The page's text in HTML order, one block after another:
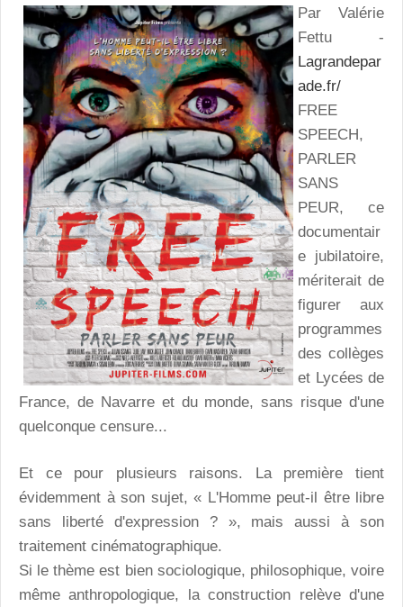
Par Valérie
Fettu -
Lagrandepar
ade.fr/
FREE
SPEECH,
PARLER
SANS
PEUR, ce
documentair
e jubilatoire,
mériterait de
figurer aux
programmes
des collèges
et Lycées de
France, de Navarre et du monde, sans risque d'une
quelconque censure...
Et ce pour plusieurs raisons. La première tient
évidemment à son sujet, « L'Homme peut-il être libre
sans liberté d'expression ? », mais aussi à son
traitement cinématographique.
Si le thème est bien sociologique, philosophique, voire
même anthropologique, la construction relève d'une